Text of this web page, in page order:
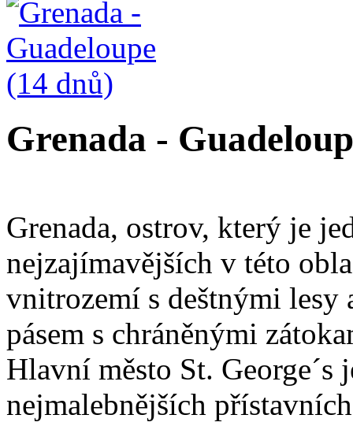
Grenada -
Grenada, ostrov, který je
nejzajímavějších v této
vnitrozemí s deštnými lesy
pásem s chráněnými
Hlavní město St. George´s
nejmalebnějších